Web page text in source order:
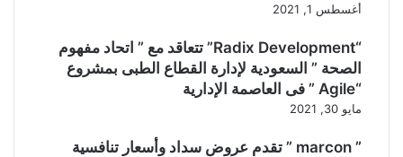
أغسطس 1, 2021
“Radix Development” تتعاقد مع ” اتحاد مفهوم
الصحة ” السعودية لإدارة القطاع الطبى بمشروع
“Agile ” فى العاصمة الإدارية
مايو 30, 2021
” marcon ” تقدم عروض سداد وأسعار تنافسية